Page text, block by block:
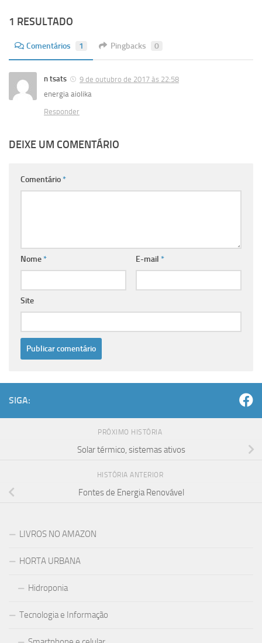
1 RESULTADO
Comentários 1 Pingbacks 0
n tsats
9 de outubro de 2017 às 22:58
energia aiolika
Responder
DEIXE UM COMENTÁRIO
Comentário*
Nome* E-mail *
Site
SIGA:
PRÓXIMO HISTÓRIA
Solar térmico, sistemas ativos
HISTÓRIA ANTERIOR
Fontes de Energia Renovável
LIVROS NO AMAZON
HORTA URBANA
Hidroponia
Tecnologia e Informação